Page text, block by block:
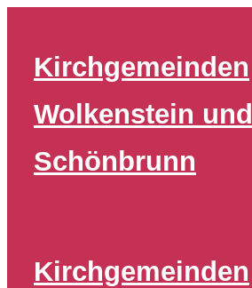
springen
Kirchgemeinden
Wolkenstein und
Schönbrunn
Kirchgemeinden